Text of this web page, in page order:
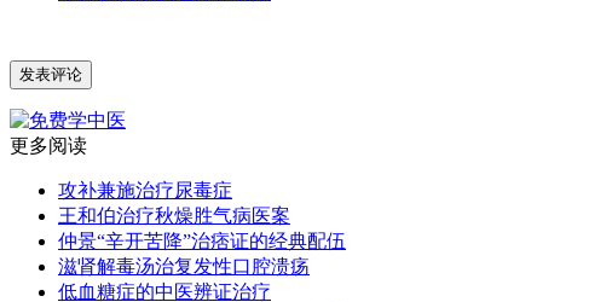
更多阅读
攻补兼施治疗尿毒症
王和伯治疗秋燥胜气病医案
仲景“辛开苦降”治痞证的经典配伍
滋肾解毒汤治复发性口腔溃疡
低血糖症的中医辨证治疗